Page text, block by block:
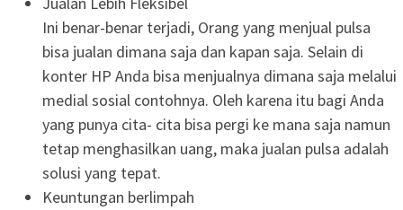
Ini benar-benar terjadi, Orang yang menjual pulsa
bisa jualan dimana saja dan kapan saja. Selain di
konter HP Anda bisa menjualnya dimana saja melalui
medial sosial contohnya. Oleh karena itu bagi Anda
yang punya cita- cita bisa pergi ke mana saja namun
tetap menghasilkan uang, maka jualan pulsa adalah
solusi yang tepat.
Keuntungan berlimpah